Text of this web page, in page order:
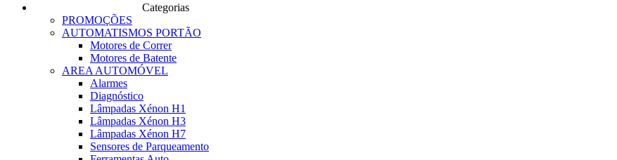
Categorias
PROMOÇÕES
AUTOMATISMOS PORTÃO
Motores de Correr
Motores de Batente
AREA AUTOMÓVEL
Alarmes
Diagnóstico
Lâmpadas Xénon H1
Lâmpadas Xénon H3
Lâmpadas Xénon H7
Sensores de Parqueamento